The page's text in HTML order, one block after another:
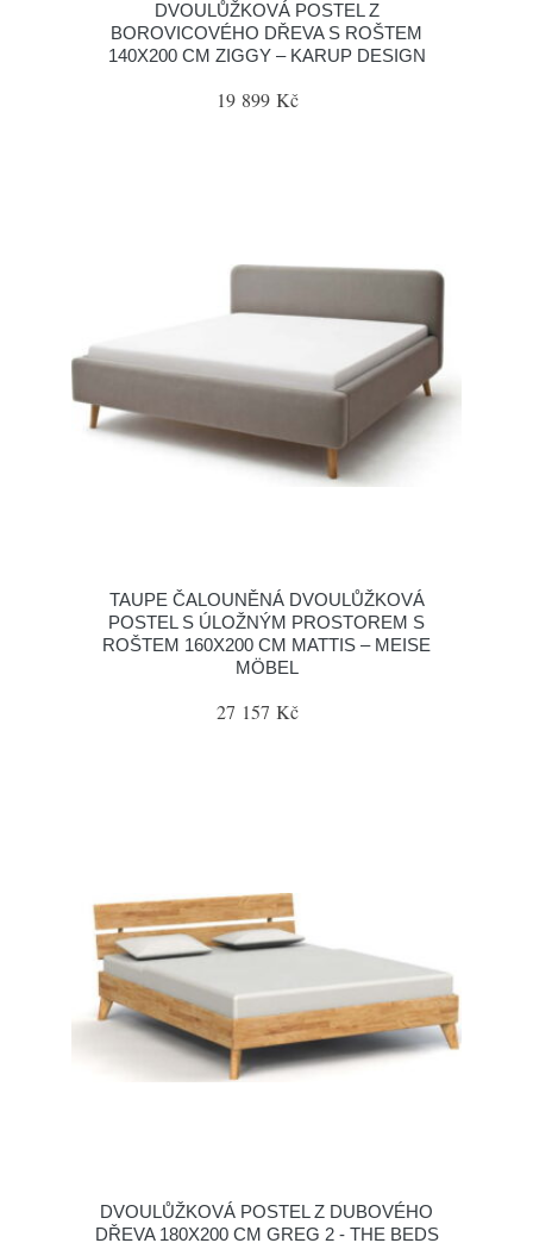
DVOULŮŽKOVÁ POSTEL Z
BOROVICOVÉHO DŘEVA S ROŠTEM
140X200 CM ZIGGY – KARUP DESIGN
19 899 Kč
TAUPE ČALOUNĚNÁ DVOULŮŽKOVÁ
POSTEL S ÚLOŽNÝM PROSTOREM S
ROŠTEM 160X200 CM MATTIS – MEISE
MÖBEL
27 157 Kč
DVOULŮŽKOVÁ POSTEL Z DUBOVÉHO
DŘEVA 180X200 CM GREG 2 - THE BEDS